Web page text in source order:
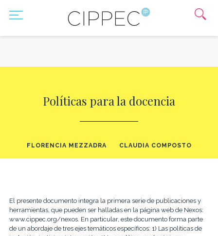
Políticas para la docencia
FLORENCIA MEZZADRA CLAUDIA COMPOSTO
El presente documento integra la primera serie de publicaciones y
herramientas, que pueden ser halladas en la página web de Nexos:
www.cippec.org/nexos. En particular, este documento forma parte
de un abordaje de tres ejes temáticos específicos: 1) Las políticas de